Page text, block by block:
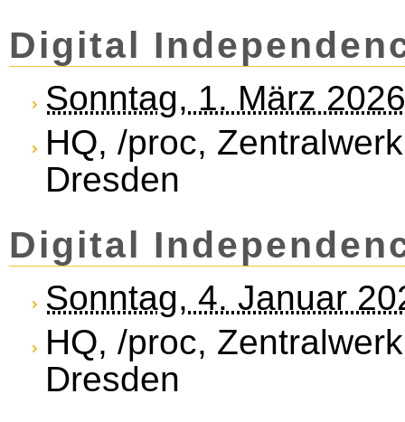
Di­gi­tal
Sonntag, 1. März
HQ, /proc,
Dresden
Di­gi­tal
Sonntag, 4. Januar
HQ, /proc,
Dresden